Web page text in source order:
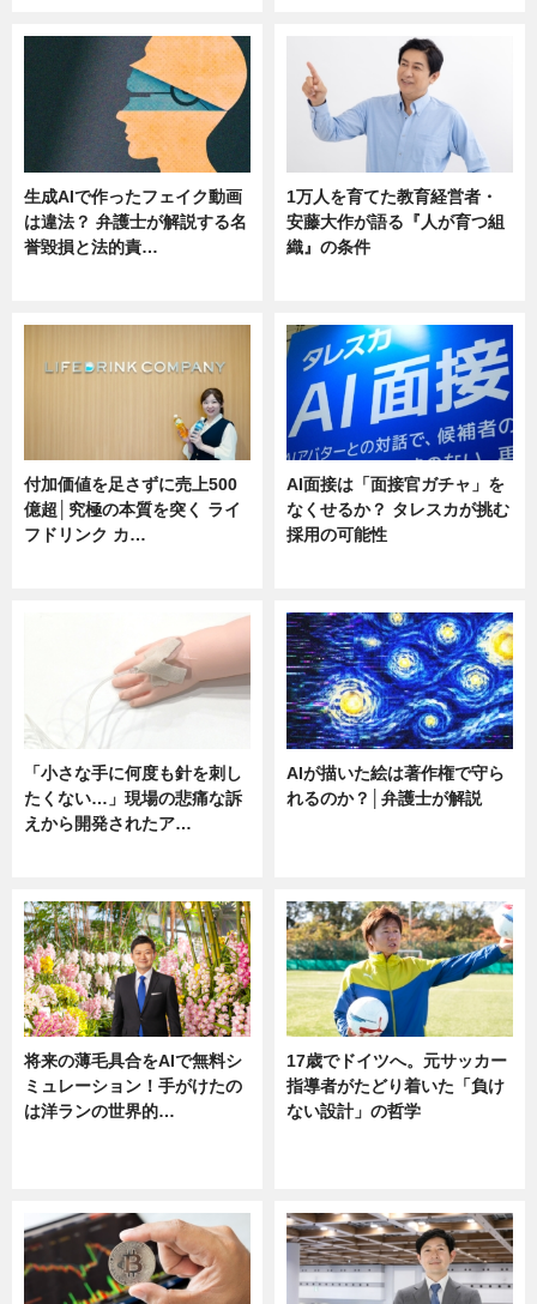
生成AIで作ったフェイク動画
は違法？ 弁護士が解説する名
誉毀損と法的責…
1万人を育てた教育経営者・
安藤大作が語る『人が育つ組
織』の条件
付加価値を足さずに売上500
億超│究極の本質を突く ライ
フドリンク カ…
AI面接は「面接官ガチャ」を
なくせるか？ タレスカが挑む
採用の可能性
「小さな手に何度も針を刺し
たくない…」現場の悲痛な訴
えから開発されたア…
AIが描いた絵は著作権で守ら
れるのか？│弁護士が解説
将来の薄毛具合をAIで無料シ
ミュレーション！手がけたの
は洋ランの世界的…
17歳でドイツへ。元サッカー
指導者がたどり着いた「負け
ない設計」の哲学